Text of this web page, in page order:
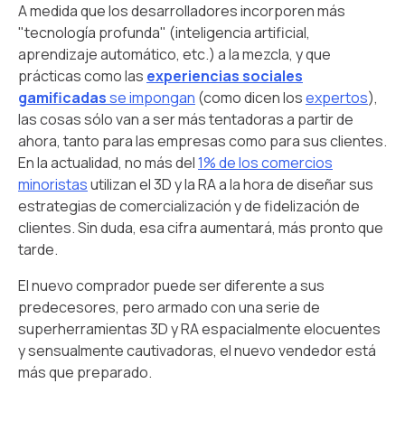
A medida que los desarrolladores incorporen más
"tecnología profunda" (inteligencia artificial,
aprendizaje automático, etc.) a la mezcla, y que
prácticas como las experiencias sociales
gamificadasse impongan (como dicen losexpertos),
las cosas sólo van a ser más tentadoras a partir de
ahora, tanto para las empresas como para sus clientes.
En la actualidad, no más del1% de los comercios
minoristasutilizan el 3D y la RA a la hora de diseñar sus
estrategias de comercialización y de fidelización de
clientes. Sin duda, esa cifra aumentará, más pronto que
tarde.
El nuevo comprador puede ser diferente a sus
predecesores, pero armado con una serie de
superherramientas 3D y RA espacialmente elocuentes
y sensualmente cautivadoras, el nuevo vendedor está
más que preparado.